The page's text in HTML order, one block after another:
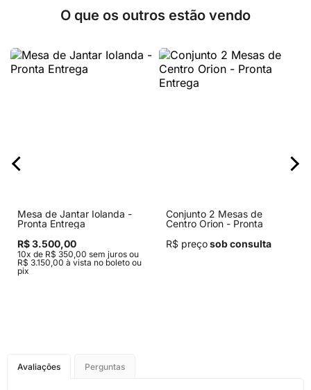
O que os outros estão vendo
Mesa de Jantar Iolanda -
Pronta Entrega
R$ 3.500,00
10x de R$ 350,00 sem juros ou
R$ 3.150,00 à vista no boleto ou
pix
Conjunto 2 Mesas de
Centro Orion - Pronta
R$ preçosob consulta
Avaliações Perguntas